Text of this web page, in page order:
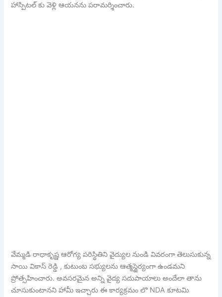
హాస్పిటల్‌ కు వెళ్లి ఆయనను పరామర్శించారు.
వేమ్మడి రాధాకృష్ణ ఆరోగ్య పరిస్థితిని వైద్యుల నుండి వివరంగా తెలుసుకున్న
సాయి వికాస్ రెడ్డి , కుటుంబ సభ్యులను ఆత్మస్థైర్యంగా ఉండమని
ప్రోత్సహించారు. అవసరమైన అన్ని వైద్య సదుపాయాలు అందేలా తాను
చూసుకుంటానని హామీ ఇచ్చారు ఈ కార్యక్రమం లొ NDA కూటమి